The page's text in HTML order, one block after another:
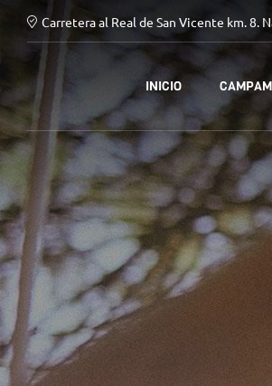
Carretera al Real de San Vicente km. 8.
INICIO